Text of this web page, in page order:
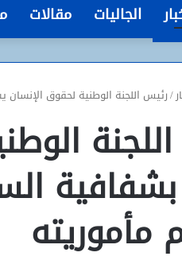
الجاليات مقالات
/رئيس اللجنة الوطنية لحقوق الإنسان
مأموريته